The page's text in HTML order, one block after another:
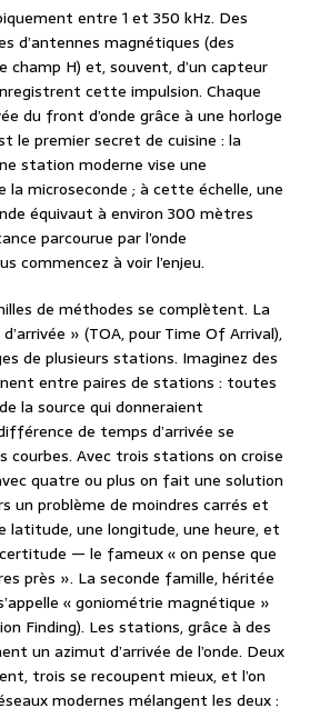
entre 1 et 350 kHz. Des
d’antennes magnétiques (des
champ H) et, souvent, d’un capteur
cette impulsion. Chaque
du front d’onde grâce à une horloge
le premier secret de cuisine : la
station moderne vise une
la microseconde ; à cette échelle, une
équivaut à environ 300 mètres
parcourue par l’onde
commencez à voir l’enjeu.
de méthodes se complètent. La
» (TOA, pour Time Of Arrival),
de plusieurs stations. Imaginez des
entre paires de stations : toutes
la source qui donneraient
de temps d’arrivée se
courbes. Avec trois stations on croise
quatre ou plus on fait une solution
un problème de moindres carrés et
latitude, une longitude, une heure, et
— le fameux « on pense que
près ». La seconde famille, héritée
« goniométrie magnétique »
Finding). Les stations, grâce à des
un azimut d’arrivée de l’onde. Deux
trois se recoupent mieux, et l’on
modernes mélangent les deux :